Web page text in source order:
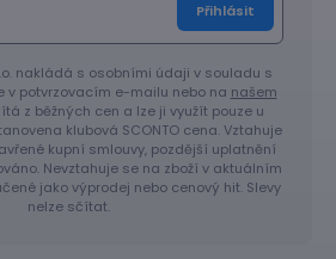
Přihlásit
nakládá s osobními údaji v souladu s
v potvrzovacím e-mailu nebo na našem
z běžných cen a lze ji využít pouze u
klubová SCONTO cena. Vztahuje
kupní smlouvy, pozdější uplatnění
Nevztahuje se na zboží v aktuálním
jako výprodej nebo cenový hit. Slevy
nelze sčítat.